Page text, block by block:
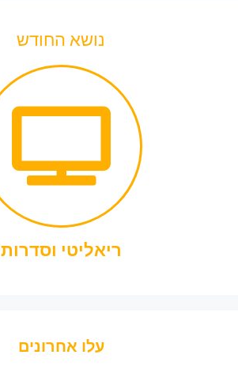
נושא החודש
ריאליטי וסדרות
עלו אחרונים